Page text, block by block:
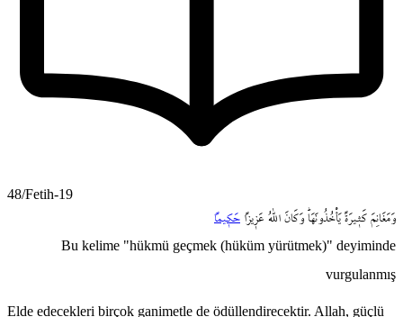
48/Fetih-19
وَمَغَانِمَ كَث۪يرَةً يَأْخُذُونَهَاۜ وَكَانَ اللّٰهُ عَز۪يزاً حَك۪يماً
Bu kelime "hükmü geçmek (hüküm yürütmek)" deyiminde
vurgulanmış
Elde edecekleri birçok ganimetle de ödüllendirecektir. Allah, güçlü